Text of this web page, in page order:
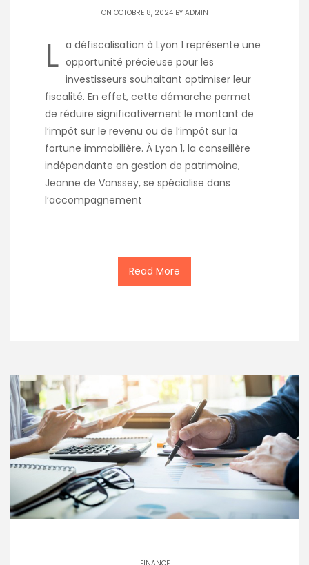
ON OCTOBRE 8, 2024 BY ADMIN
L a défiscalisation à Lyon 1 représente une
opportunité précieuse pour les
investisseurs souhaitant optimiser leur
fiscalité. En effet, cette démarche permet
de réduire significativement le montant de
l’impôt sur le revenu ou de l’impôt sur la
fortune immobilière. À Lyon 1, la conseillère
indépendante en gestion de patrimoine,
Jeanne de Vanssey, se spécialise dans
l’accompagnement
Read More